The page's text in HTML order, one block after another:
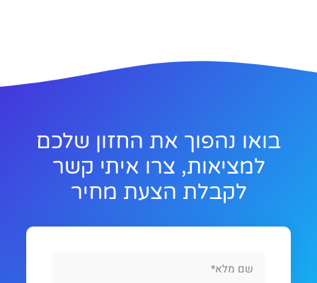
בואו נהפוך את החזון שלכם
למציאות, צרו איתי קשר
לקבלת הצעת מחיר
Name